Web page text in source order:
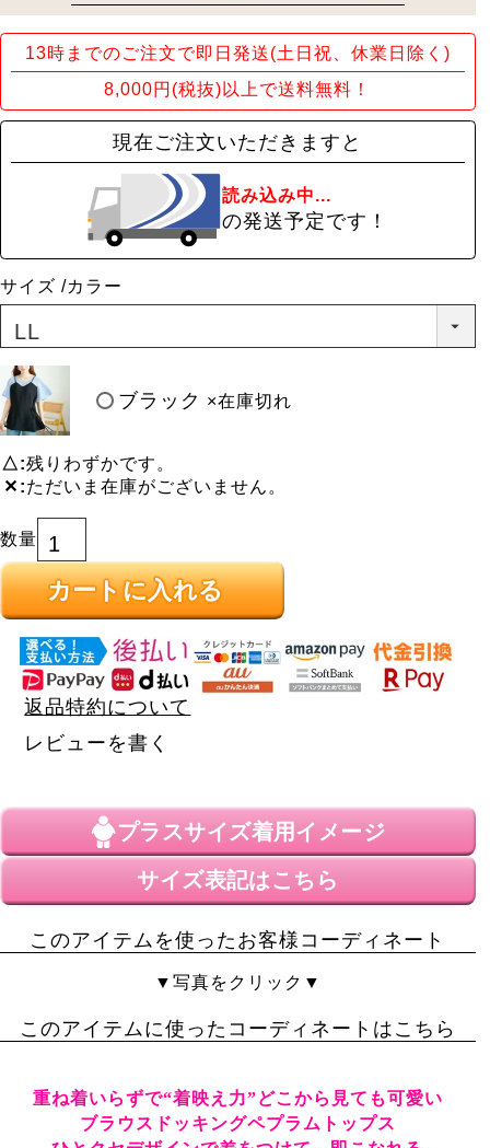
13時までのご注文で即日発送(土日祝、休業日除く)
8,000円(税抜)以上で送料無料！
現在ご注文いただきますと
読み込み中...
の発送予定です！
サイズ カラー
ブラック ×在庫切れ
△ 残りわずかです。
✕ ただいま在庫がございません。
カートに入れる
返品特約について
レビューを書く
プラスサイズ着用イメージ
サイズ表記はこちら
このアイテムを使ったお客様コーディネート
▼写真をクリック▼
このアイテムに使ったコーディネートはこちら
重ね着いらずで“着映え力”どこから見ても可愛い
ブラウスドッキングペプラムトップス